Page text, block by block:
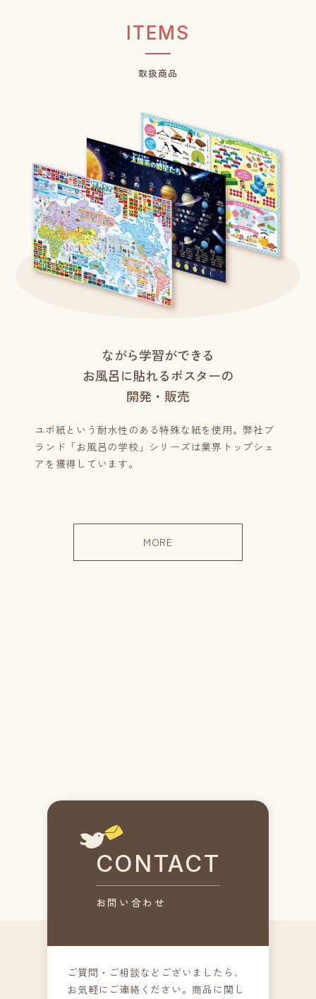
ITEMS
取扱商品
ながら学習ができる
お風呂に貼れるポスターの
開発・販売
ユポ紙という耐水性のある特殊な紙を使用。弊社ブ
ランド「お風呂の学校」シリーズは業界トップシェ
アを獲得しています。
MORE
CONTACT
ご質問・ご相談などございましたら、
お気軽にご連絡ください。 商品に関し